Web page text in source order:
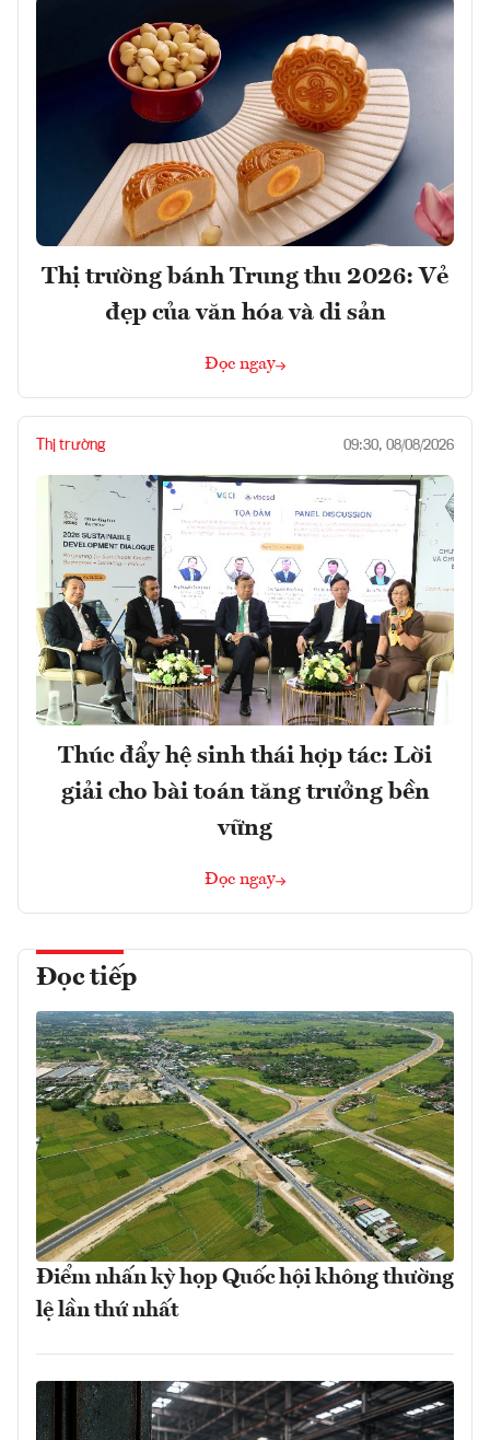
Thị trường bánh Trung thu 2026: Vẻ
đẹp của văn hóa và di sản
Đọc ngay
Thị trường 09:30, 08/08/2026
Thúc đẩy hệ sinh thái hợp tác: Lời
giải cho bài toán tăng trưởng bền
vững
Đọc ngay
Đọc tiếp
Điểm nhấn kỳ họp Quốc hội không thường
lệ lần thứ nhất